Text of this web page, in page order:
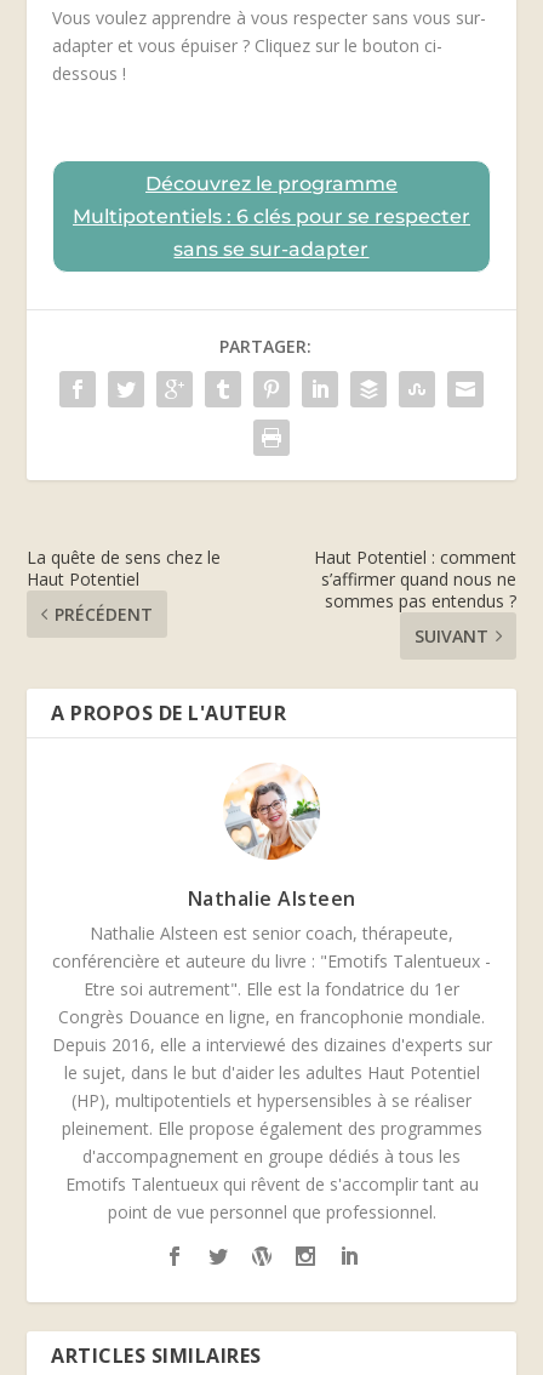
Vous voulez apprendre à vous respecter sans vous sur-
adapter et vous épuiser ? Cliquez sur le bouton ci-
dessous !
Découvrez le programme
Multipotentiels : 6 clés pour se respecter
sans se sur-adapter
PARTAGER:
La quête de sens chez le
Haut Potentiel
PRÉCÉDENT
Haut Potentiel : comment
s’affirmer quand nous ne
sommes pas entendus ?
SUIVANT
A PROPOS DE L'AUTEUR
Nathalie Alsteen
Nathalie Alsteen est senior coach, thérapeute,
conférencière et auteure du livre : "Emotifs Talentueux -
Etre soi autrement". Elle est la fondatrice du 1er
Congrès Douance en ligne, en francophonie mondiale.
Depuis 2016, elle a interviewé des dizaines d'experts sur
le sujet, dans le but d'aider les adultes Haut Potentiel
(HP), multipotentiels et hypersensibles à se réaliser
pleinement. Elle propose également des programmes
d'accompagnement en groupe dédiés à tous les
Emotifs Talentueux qui rêvent de s'accomplir tant au
point de vue personnel que professionnel.
ARTICLES SIMILAIRES